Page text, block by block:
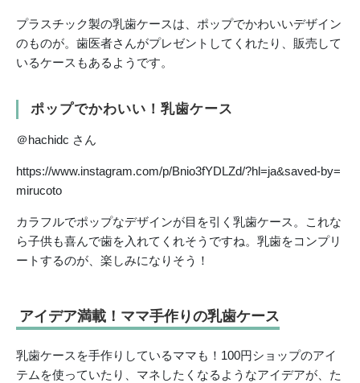
プラスチック製の乳歯ケースは、ポップでかわいいデザイン
のものが。歯医者さんがプレゼントしてくれたり、販売して
いるケースもあるようです。
ポップでかわいい！乳歯ケース
＠hachidc さん
https://www.instagram.com/p/Bnio3fYDLZd/?hl=ja&saved-by=
mirucoto
カラフルでポップなデザインが目を引く乳歯ケース。これな
ら子供も喜んで歯を入れてくれそうですね。乳歯をコンプリ
ートするのが、楽しみになりそう！
アイデア満載！ママ手作りの乳歯ケース
乳歯ケースを手作りしているママも！100円ショップのアイ
テムを使っていたり、マネしたくなるようなアイデアが、た